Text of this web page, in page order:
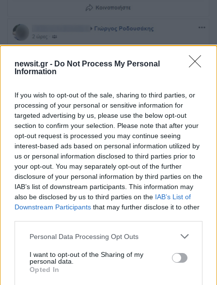
newsit.gr - Do Not Process My Personal
Information
If you wish to opt-out of the sale, sharing to third parties, or
processing of your personal or sensitive information for
targeted advertising by us, please use the below opt-out
section to confirm your selection. Please note that after your
opt-out request is processed you may continue seeing
interest-based ads based on personal information utilized by
us or personal information disclosed to third parties prior to
your opt-out. You may separately opt-out of the further
disclosure of your personal information by third parties on the
IAB’s list of downstream participants. This information may
also be disclosed by us to third parties on the IAB’s List of
Downstream Participants that may further disclose it to other
Please note that this website/app uses one or more Google
not limited to your visit or usage behaviour. You may click to
grant or deny consent to Google and its third-party tags to
use your data for below specified purposes in below Google
Personal Data Processing Opt Outs
I want to opt-out of the Sharing of my
personal data.
Opted In
Την Κυριακή το τελευταίο… αντίο
Αξίζει να σημειωθεί πως αύριο, Κυριακή στη 1 το
μεσημέρι, φίλοι, συγγενείς και πλήθος κόσμου
θα τον συνοδεύσουν στην τελευταία του
κατοικία.
Η νεκρώσιμος ακολουθία θα ψαλλεί από τον
Πηγή: cretapost